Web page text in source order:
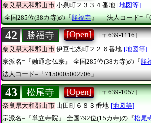
奈良県大和郡山市 小泉町２３３４番地 [地図等]
全国285位(38カ寺)の『勝福寺』 法人コード=
42 勝福寺 [Open]
[〒639-1116]
奈良県大和郡山市 伊豆七条町２２６番地 [地図等]
宗派名=『融通念仏宗』
全国285位(38カ寺)の『勝
法人コード=「7150005002706」
43 松尾寺 [Open]
[〒639-1057]
奈良県大和郡山市 山田町６８３番地 [地図等]
宗派名=『単立寺院』
全国792位(15カ寺)の『松尾